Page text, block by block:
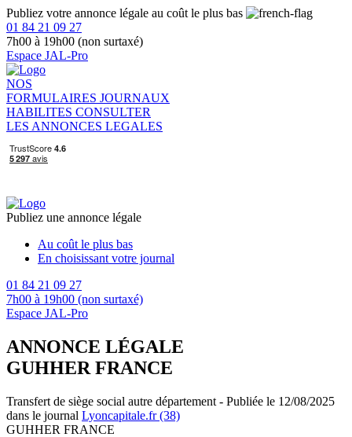
Publiez votre annonce légale au coût le plus bas
01 84 21 09 27
7h00 à 19h00 (non surtaxé)
Espace JAL-Pro
NOS
FORMULAIRES JOURNAUX
HABILITES CONSULTER
LES ANNONCES LEGALES
Publiez une annonce légale
Au coût le plus bas
En choisissant votre journal
01 84 21 09 27
7h00 à 19h00 (non surtaxé)
Espace JAL-Pro
ANNONCE LÉGALE
GUHHER FRANCE
Transfert de siège social autre département - Publiée le 12/08/2025
dans le journal Lyoncapitale.fr (38)
GUHHER FRANCE